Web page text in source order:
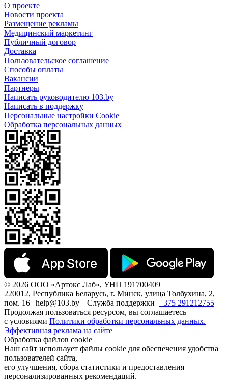
О проекте
Новости проекта
Размещение рекламы
Медицинский маркетинг
Публичный договор
Доставка
Пользовательское соглашение
Способы оплаты
Вакансии
Партнеры
Написать руководителю 103.by
Написать в поддержку
Персональные настройки Cookie
Обработка персональных данных
© 2026 ООО «Артокс Лаб», УНП 191700409 |
220012, Республика Беларусь, г. Минск, улица Толбухина, 2,
пом. 16 | help@103.by | Служба поддержки +375 291212755
Продолжая пользоваться ресурсом, вы соглашаетесь
с условиями Политики обработки персональных данных.
Эффективная реклама на сайте
Обработка файлов cookie
Наш сайт использует файлы cookie для обеспечения удобства
пользователей сайта,
его улучшения, сбора статистики и предоставления
персонализированных рекомендаций.